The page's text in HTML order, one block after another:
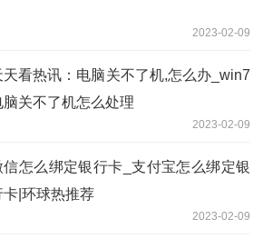
2023-02-09
天看热讯：电脑关不了机,怎么办_win7
脑关不了机怎么处理
2023-02-09
信怎么绑定银行卡_支付宝怎么绑定银
卡|环球热推荐
2023-02-09